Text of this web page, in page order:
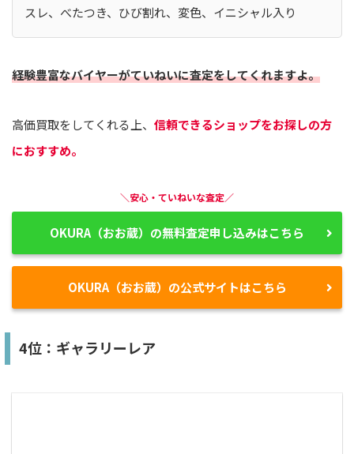
スレ、べたつき、ひび割れ、変色、イニシャル入り
経験豊富なバイヤーがていねいに査定をしてくれますよ。
高価買取をしてくれる上、 信頼できるショップをお探しの方
におすすめ。
＼安心・ていねいな査定／
OKURA（おお蔵）の無料査定申し込みはこちら
OKURA（おお蔵）の公式サイトはこちら
4位：ギャラリーレア